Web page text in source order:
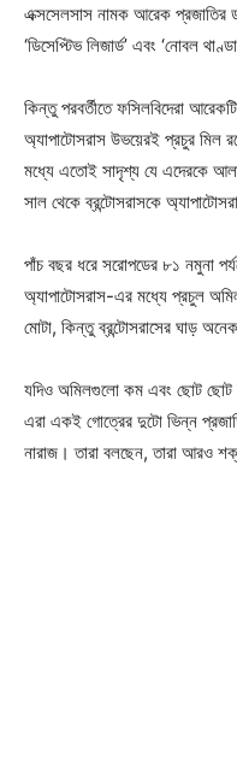
এক্সসেলসাস নামক আরেক প্রজাতির
‘ডিসেপ্টিভ লিজার্ড’ এবং ‘নোবল
কিন্তু পরবর্তীতে ফসিলবিদেরা
অ্যাপাটোসরাস উভয়েরই প্রচুর মিল
মধ্যে এতোই সাদৃশ্য যে এদেরকে
সাল থেকে ব্রন্টোসরাসকে
পাঁচ বছর ধরে সরোপডের ৮১ নমুনা
অ্যাপাটোসরাস-এর মধ্যে প্রচুল
মোটা, কিন্তু ব্রন্টোসরাসের ঘাড়
যদিও অমিলগুলো কম এবং ছোট ছোট
এরা একই গোত্রের দুটো ভিন্ন
নারাজ। তারা বলছেন, তারা আরও